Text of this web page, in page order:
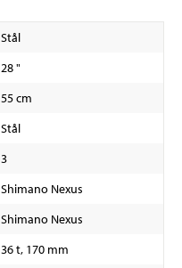
Stål
28 "
55 cm
Stål
3
Shimano Nexus
Shimano Nexus
36 t, 170 mm